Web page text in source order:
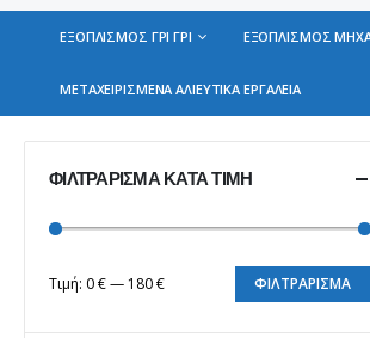
ΕΞΟΠΛΙΣΜΟΣ ΓΡΙ ΓΡΙ ΕΞΟΠΛΙΣΜΟΣ
ΜΕΤΑΧΕΙΡΙΣΜΕΝΑ ΑΛΙΕΥΤΙΚΑ ΕΡΓΑΛΕΙΑ
ΦΙΛΤΡΆΡΙΣΜΑ ΚΑΤΆ ΤΙΜΉ
Ελάχιστη
Μέγιστη
ΦΙΛΤΡΆΡΙΣΜΑ
Τιμή: 0 €— 180 €